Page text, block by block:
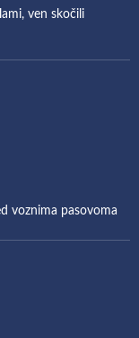
ven skočili
voznima pasovoma